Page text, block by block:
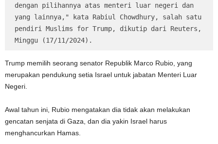
dengan pilihannya atas menteri luar negeri dan
yang lainnya," kata Rabiul Chowdhury, salah satu
pendiri Muslims for Trump, dikutip dari Reuters,
Minggu (17/11/2024).
Trump memilih seorang senator Republik Marco Rubio, yang
merupakan pendukung setia Israel untuk jabatan Menteri Luar
Negeri.
Awal tahun ini, Rubio mengatakan dia tidak akan melakukan
gencatan senjata di Gaza, dan dia yakin Israel harus
menghancurkan Hamas.